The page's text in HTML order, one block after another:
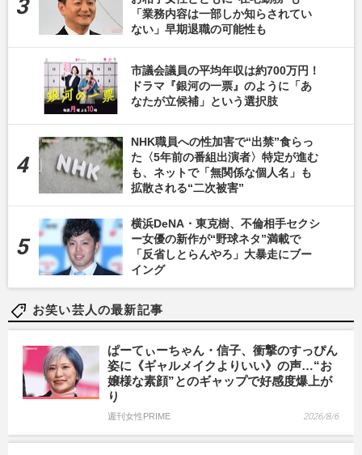
「業務内容は一部しか知らされてい
ない」早期退職の可能性も
市議会議員の平均年収は約700万円！
ドラマ『銀河の一票』のように「あ
なたが立候補」という選択肢
NHK職員への性加害で“出禁”食らっ
た〈5年前の番組出演者〉特定が進む
も、ネットで「無関係な個人名」も
拡散される“二次被害”
横浜DeNA・東克樹、不倫相手セクシ
ー女優の新作が“野球ネタ”満載で
「反省しとらんやろ」大暴走にブー
イング
お笑い芸人の最新記事
ぱーてぃーちゃん・信子、衝撃のすっぴん
姿に《ギャルメイクよりいい》の声…“お
嬢様な素顔”とのギャップで好感度爆上が
り
週刊女性PRIME 2026/8/6